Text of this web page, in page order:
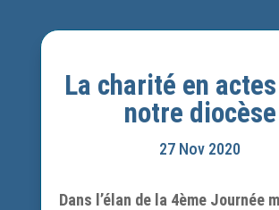
La charité en
notre diocèse
27 Nov 2020
Dans l’élan de la 4ème Journée